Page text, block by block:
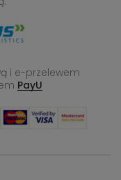
i e-przelewem
PayU